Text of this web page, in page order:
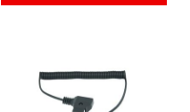
29,00 zł.
wynosi: